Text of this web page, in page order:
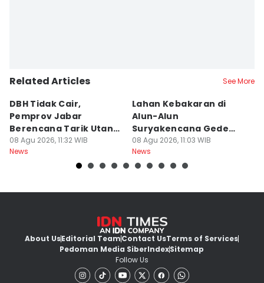
Related Articles See More
DBH Tidak Cair,
Pemprov Jabar
Berencana Tarik Utang
Rp3,4 Triliun
08 Agu 2026, 11:32 WIB
News
Lahan Kebakaran di
Alun-Alun
Suryakencana Gede
Pangrango Capai 1
Hektare
08 Agu 2026, 11:03 WIB
News
About UsEditorial TeamContact UsTerms of Services
Pedoman Media SiberIndexSitemap
Follow Us